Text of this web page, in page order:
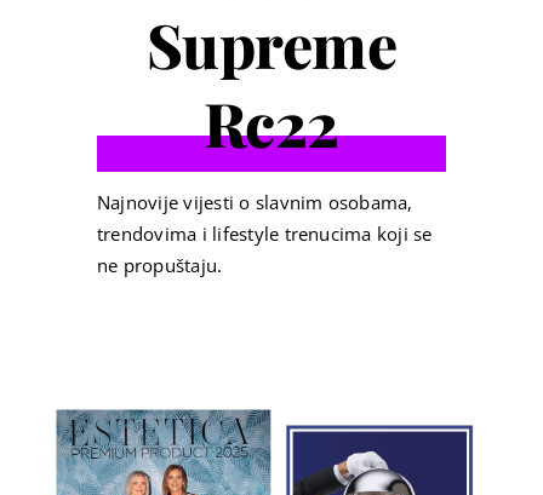
Supreme
Rc22
Najnovije vijesti o slavnim osobama,
trendovima i lifestyle trenucima koji se
ne propuštaju.